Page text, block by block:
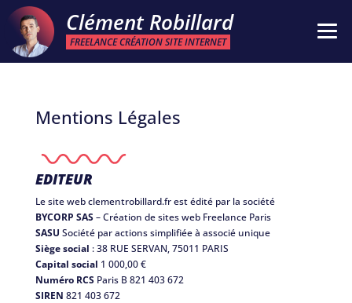
Clément Robillard
FREELANCE CRÉATION SITE INTERNET
Mentions Légales
EDITEUR
Le site web clementrobillard.fr est édité par la société
BYCORP SAS– Création de sites web Freelance Paris
SASU Société par actions simplifiée à associé unique
Siège social : 38 RUE SERVAN, 75011 PARIS
Capital social 1 000,00 €
Numéro RCSParis B 821 403 672
SIREN 821 403 672